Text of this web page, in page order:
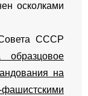
осколками
СССР
образцовое
на